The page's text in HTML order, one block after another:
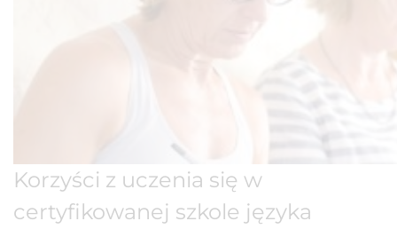
Korzyści z uczenia się w
certyfikowanej szkole języka